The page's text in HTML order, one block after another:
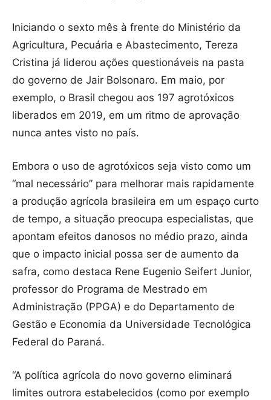
Iniciando o sexto mês à frente do Ministério da
Agricultura, Pecuária e Abastecimento, Tereza
Cristina já liderou ações questionáveis na pasta
do governo de Jair Bolsonaro. Em maio, por
exemplo, o Brasil chegou aos 197 agrotóxicos
liberados em 2019, em um ritmo de aprovação
nunca antes visto no país.
Embora o uso de agrotóxicos seja visto como um
“mal necessário” para melhorar mais rapidamente
a produção agrícola brasileira em um espaço curto
de tempo, a situação preocupa especialistas, que
apontam efeitos danosos no médio prazo, ainda
que o impacto inicial possa ser de aumento da
safra, como destaca Rene Eugenio Seifert Junior,
professor do Programa de Mestrado em
Administração (PPGA) e do Departamento de
Gestão e Economia da Universidade Tecnológica
Federal do Paraná.
“A política agrícola do novo governo eliminará
limites outrora estabelecidos (como por exemplo